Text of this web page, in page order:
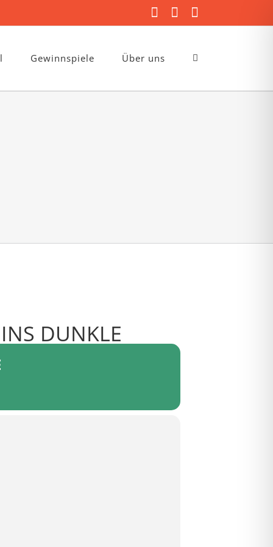
FacebookInstagram
Mail
Gewinnspiele Über uns
DUNKLE